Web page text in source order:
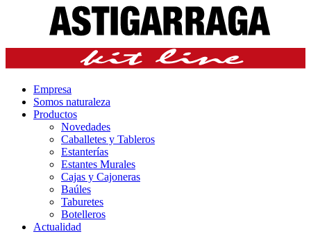
Empresa
Somos naturaleza
Productos
Novedades
Caballetes y Tableros
Estanterías
Estantes Murales
Cajas y Cajoneras
Baúles
Taburetes
Botelleros
Actualidad